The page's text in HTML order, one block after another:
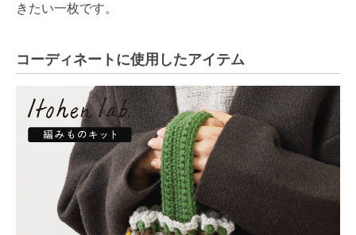
きたい一枚です。
コーディネートに使用したアイテム